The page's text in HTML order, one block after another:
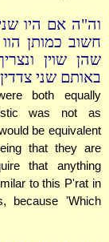
וה"ה אם היו
חשוב כמותן
שהן שוין
באותם שני
both equally
was not as
be equivalent
that they are
that anything
to this P'rat in
because 'Which